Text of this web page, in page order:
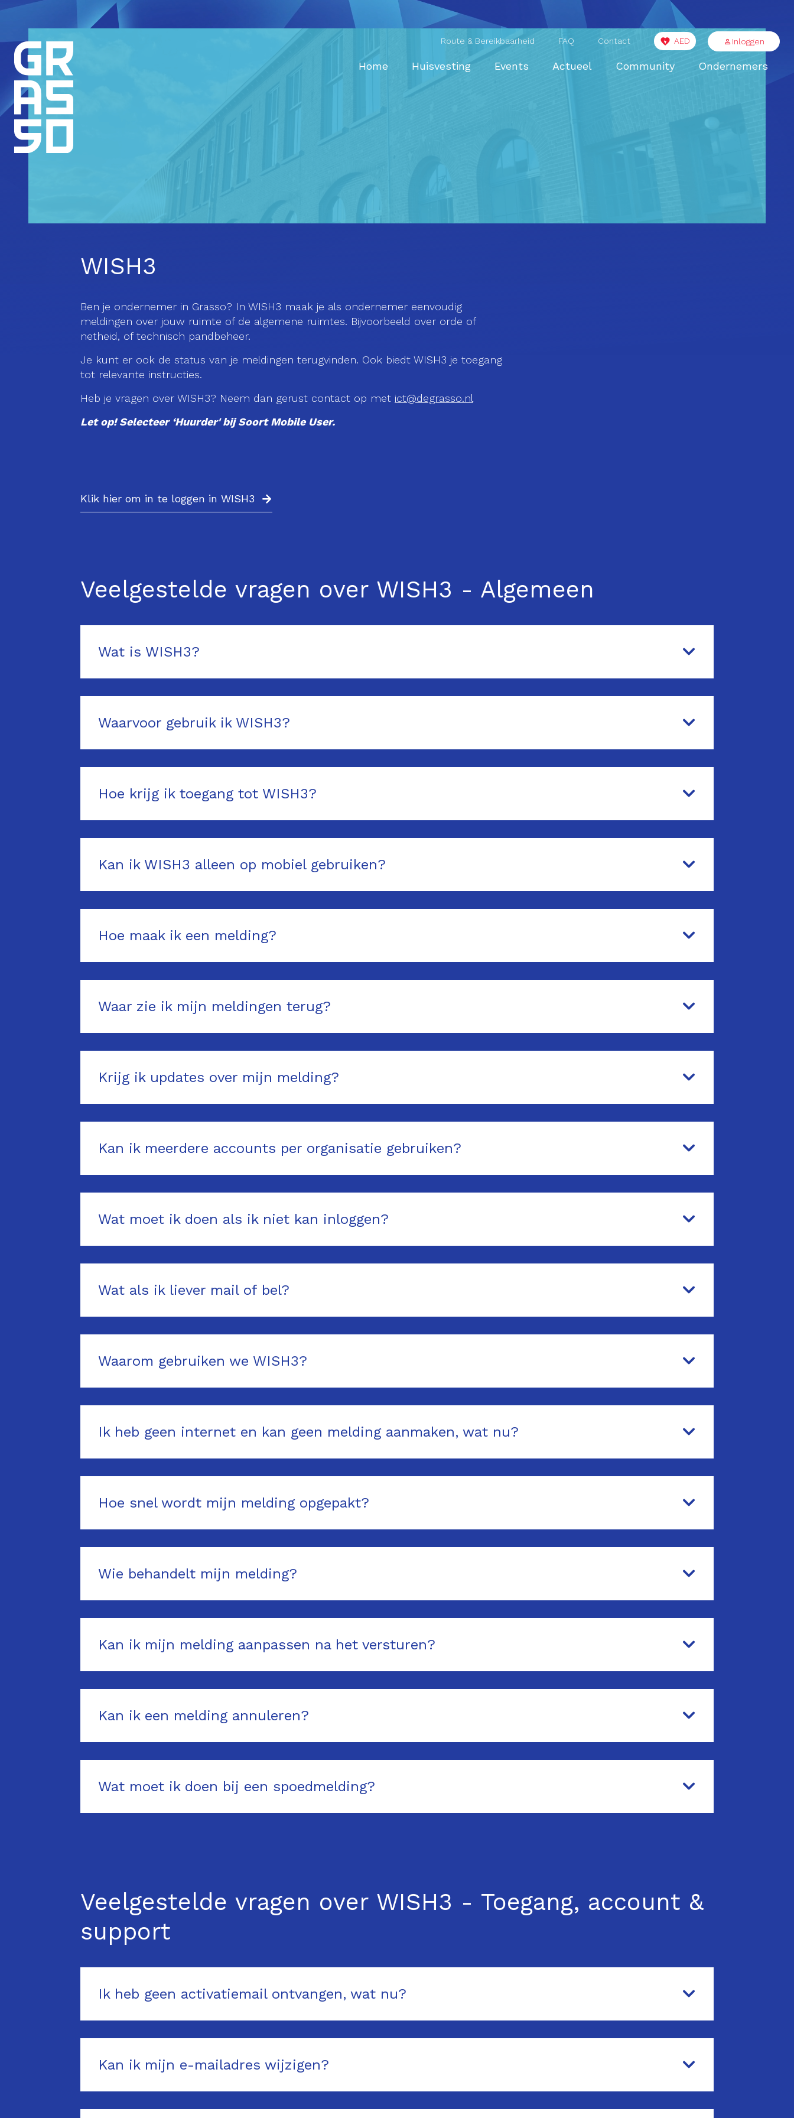
Route & Bereikbaarheid FAQ Contact AED Inloggen
Home Huisvesting Events Actueel Community Ondernemers
WISH3
Ben je ondernemer in Grasso? In WISH3 maak je als ondernemer eenvoudig
meldingen over jouw ruimte of de algemene ruimtes. Bijvoorbeeld over orde of
netheid, of technisch pandbeheer.
Je kunt er ook de status van je meldingen terugvinden. Ook biedt WISH3 je toegang
tot relevante instructies.
Heb je vragen over WISH3? Neem dan gerust contact op met ict@degrasso.nl
Let op! Selecteer ‘Huurder' bij Soort Mobile User.
Klik hier om in te loggen in WISH3
Veelgestelde vragen over WISH3 - Algemeen
Wat is WISH3?
Waarvoor gebruik ik WISH3?
Hoe krijg ik toegang tot WISH3?
Kan ik WISH3 alleen op mobiel gebruiken?
Hoe maak ik een melding?
Waar zie ik mijn meldingen terug?
Krijg ik updates over mijn melding?
Kan ik meerdere accounts per organisatie gebruiken?
Wat moet ik doen als ik niet kan inloggen?
Wat als ik liever mail of bel?
Waarom gebruiken we WISH3?
Ik heb geen internet en kan geen melding aanmaken, wat nu?
Hoe snel wordt mijn melding opgepakt?
Wie behandelt mijn melding?
Kan ik mijn melding aanpassen na het versturen?
Kan ik een melding annuleren?
Wat moet ik doen bij een spoedmelding?
Veelgestelde vragen over WISH3 - Toegang, account &
support
Ik heb geen activatiemail ontvangen, wat nu?
Kan ik mijn e-mailadres wijzigen?